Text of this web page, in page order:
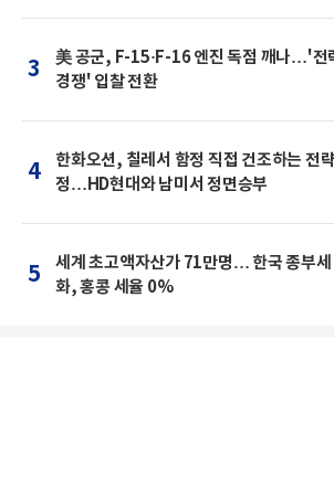
3
美 공군, F-15·F-16 엔진 독점 깨나…'전
경쟁' 입찰 전환
4
한화오션, 칠레서 함정 직접 건조하는 전
정…HD현대와 남미서 정면승부
5
세계 초고액자산가 71만명… 한국 종부세
화, 홍콩 세율 0%